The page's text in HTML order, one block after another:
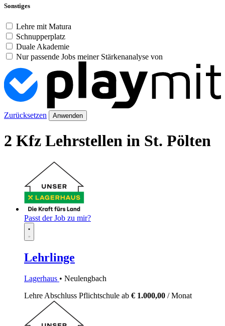
Sonstiges
Lehre mit Matura
Schnupperplatz
Duale Akademie
Nur passende Jobs meiner Stärkenanalyse von
Zurücksetzen Anwenden
2 Kfz Lehrstellen in St. Pölten
Passt der Job zu mir?
Lehrlinge
Lagerhaus • Neulengbach
LehreAbschluss Pflichtschule ab € 1.000,00 / Monat